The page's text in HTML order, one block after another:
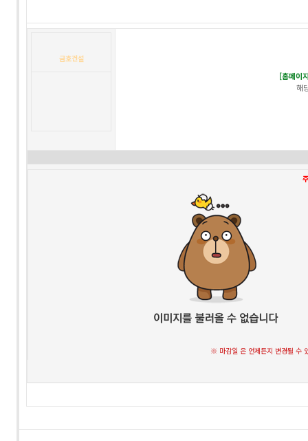
금호건설
[홈페이
해
※ 마감일 은 언제든지 변경될 수